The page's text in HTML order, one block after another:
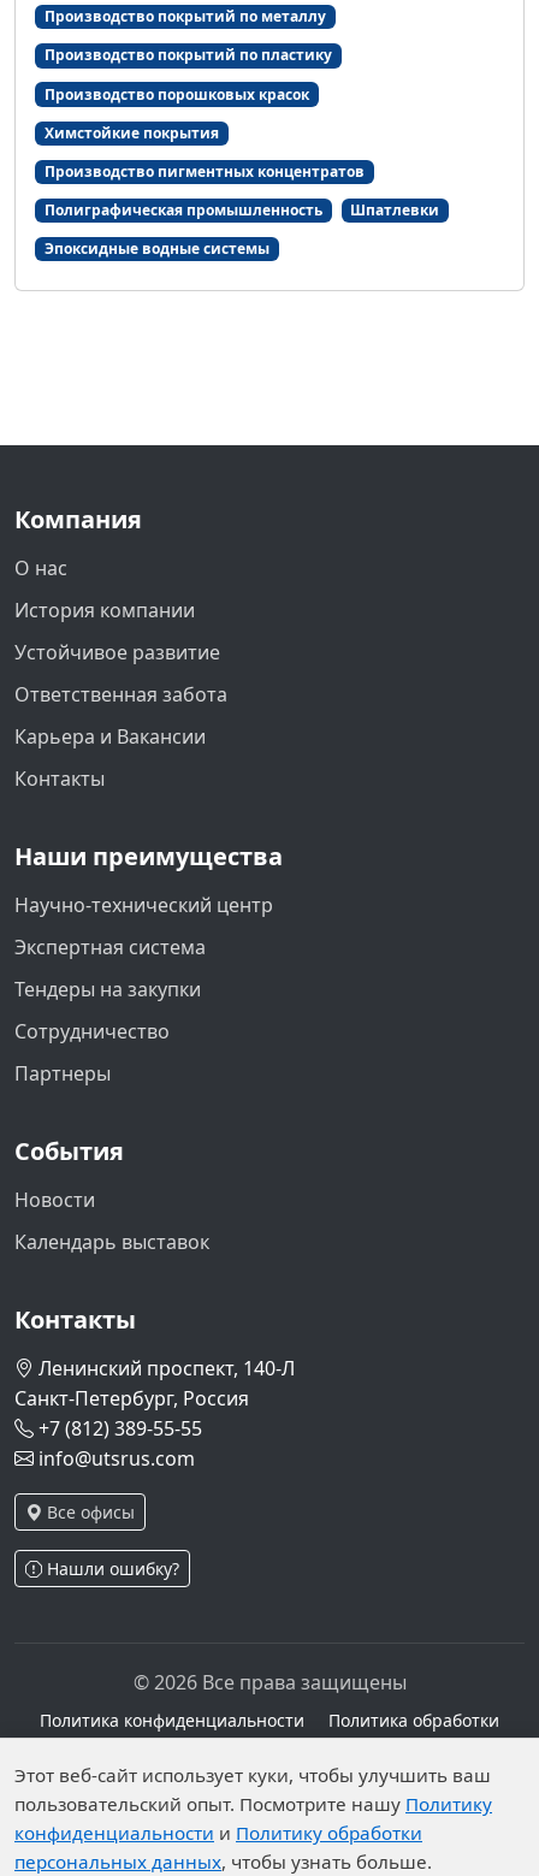
Производство покрытий по металлу
Производство покрытий по пластику
Производство порошковых красок
Химстойкие покрытия
Производство пигментных концентратов
Полиграфическая промышленность
Шпатлевки
Эпоксидные водные системы
Компания
О нас
История компании
Устойчивое развитие
Ответственная забота
Карьера и Вакансии
Контакты
Наши преимущества
Научно-технический центр
Экспертная система
Тендеры на закупки
Сотрудничество
Партнеры
События
Новости
Календарь выставок
Контакты
Ленинский проспект, 140-Л
Санкт-Петербург, Россия
+7 (812) 389-55-55
info@utsrus.com
Все офисы
Нашли ошибку?
© 2026 Все права защищены
Политика конфиденциальности
Политика обработки
Персональные данные опубликованы на сайте при
наличии правовых оснований в соответствии с ч.1
ст.6 и ст.10.1 152-ФЗ. Субъектами установлены
запреты на обработку неограниченных кругом лиц
Этот веб-сайт использует куки, чтобы улучшить ваш
пользовательский опыт. Посмотрите нашу Политику
конфиденциальности и Политику обработки
персональных данных, чтобы узнать больше.